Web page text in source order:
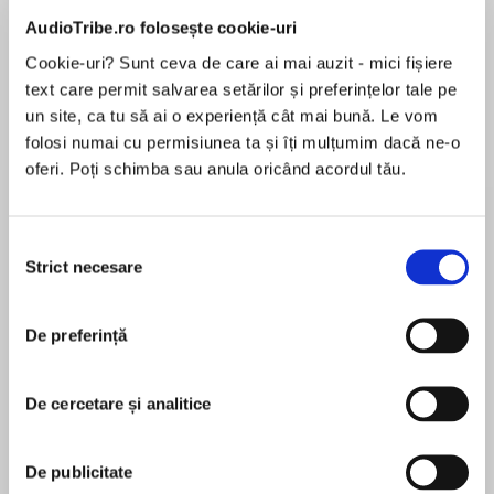
AudioTribe.ro folosește cookie-uri
Cookie-uri? Sunt ceva de care ai mai auzit - mici fișiere
text care permit salvarea setărilor și preferințelor tale pe
un site, ca tu să ai o experiență cât mai bună. Le vom
folosi numai cu permisiunea ta și îți mulțumim dacă ne-o
oferi. Poți schimba sau anula oricând acordul tău.
consimțământului
Strict necesare
De preferință
De cercetare și analitice
De publicitate
Desprecarte
The Maze Runner meets The Hunger Games in
this heart-pounding teen trilogy. This second
hunted for sport, must fight for a better life.
emotion make this fast-paced adventure a
standout.
Fifteen escaped and found their way to
freedom, but Book, Hope, and Cat can't settle
into their new life knowing the rest of the Less
Thans and Sisters are still imprisoned. Now the
MAI MULT
pentru această carte
Tom Isbell grew up in Illinois, and graduated from
years as a professional actor, which saw him star